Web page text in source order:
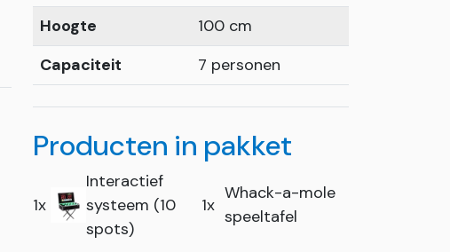
Hoogte
100 cm
Capaciteit
7 personen
Producten in pakket
1x
Interactief
systeem (10
spots)
1x
Whack-a-mole
speeltafel